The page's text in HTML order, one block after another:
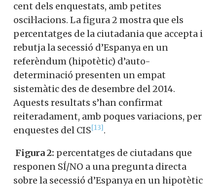
cent dels enquestats, amb petites
oscil·lacions. La figura 2 mostra que els
percentatges de la ciutadania que accepta i
rebutja la secessió d’Espanya en un
referèndum (hipotètic) d’auto-
determinació presenten un empat
sistemàtic des de desembre del 2014.
Aquests resultats s’han confirmat
reiteradament, amb poques variacions, per
enquestes del CIS [13] .
Figura 2: percentatges de ciutadans que
responen SÍ/NO a una pregunta directa
sobre la secessió d’Espanya en un hipotètic